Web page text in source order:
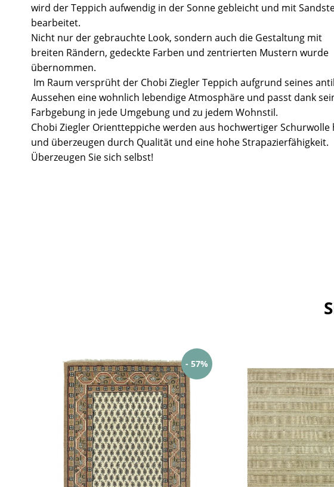
wird der Teppich aufwendig in der Sonne gebleicht und mit
bearbeitet.
Nicht nur der gebrauchte Look, sondern auch die Gestaltung mit
breiten Rändern, gedeckte Farben und zentrierten Mustern wurde
übernommen.
Im Raum versprüht der Chobi Ziegler Teppich aufgrund seines
Aussehen eine wohnlich lebendige Atmosphäre und passt dank
Farbgebung in jede Umgebung und zu jedem Wohnstil.
Chobi Ziegler Orientteppiche werden aus hochwertiger Schurwolle
und überzeugen durch Qualität und eine hohe Strapazierfähigkeit.
Überzeugen Sie sich selbst!
- 57%